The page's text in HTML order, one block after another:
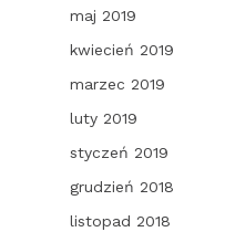
maj 2019
kwiecień 2019
marzec 2019
luty 2019
styczeń 2019
grudzień 2018
listopad 2018